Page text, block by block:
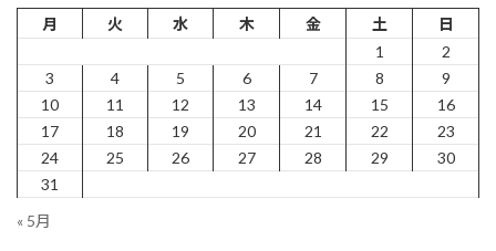
月
火 水 木 金 土
日
1
2
3
4 5 6 7 8
9
10
11 12 13 14 15
16
17
18 19 20 21 22
23
24
25 26 27 28 29
30
31
« 5月